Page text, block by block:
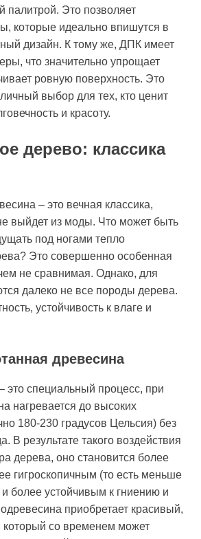
палитрой. Это позволяет
которые идеально впишутся в
дизайн. К тому же, ДПК имеет
что значительно упрощает
ровную поверхность. Это
выбор для тех, кто ценит
и красоту.
дерево: классика
– это вечная классика,
выйдет из моды. Что может быть
под ногами тепло
Это совершенно особенная
не сравнимая. Однако, для
далеко не все породы дерева.
устойчивость к влаге и
древесина
это специальный процесс, при
нагревается до высоких
180-230 градусов Цельсия) без
В результате такого воздействия
дерева, оно становится более
гигроскопичным (то есть меньше
и более устойчивым к гниению и
приобретает красивый,
который со временем может